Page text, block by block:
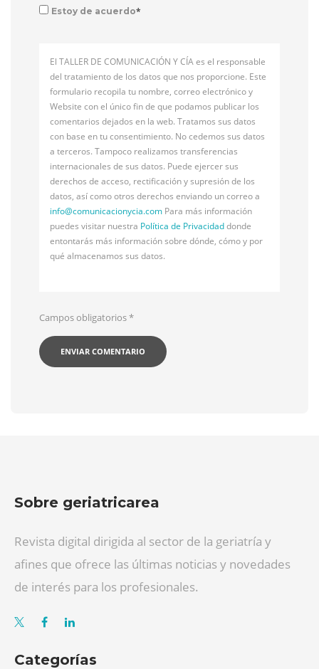
Estoy de acuerdo*
El TALLER DE COMUNICACIÓN Y CÍA es el responsable
del tratamiento de los datos que nos proporcione. Este
formulario recopila tu nombre, correo electrónico y
Website con el único fin de que podamos publicar los
comentarios dejados en la web. Tratamos sus datos
con base en tu consentimiento. No cedemos sus datos
a terceros. Tampoco realizamos transferencias
internacionales de sus datos. Puede ejercer sus
derechos de acceso, rectificación y supresión de los
datos, así como otros derechos enviando un correo a
info@comunicacionycia.com Para más información
puedes visitar nuestra Política de Privacidaddonde
entontarás más información sobre dónde, cómo y por
qué almacenamos sus datos.
Campos obligatorios*
Sobre geriatricarea
Revista digital dirigida al sector de la geriatría y
afines que ofrece las últimas noticias y novedades
de interés para los profesionales.
Categorías